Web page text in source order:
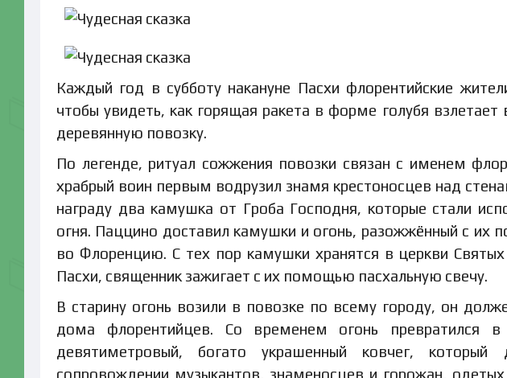
Каждый год в субботу накануне Пасхи флорентийские
чтобы увидеть, как горящая ракета в форме голубя
деревянную повозку.
По легенде, ритуал сожжения повозки связан с именем
храбрый воин первым водрузил знамя крестоносцев над
награду два камушка от Гроба Господня, которые стали
огня. Паццино доставил камушки и огонь, разожжённый с их
во Флоренцию. С тех пор камушки хранятся в церкви
Пасхи, священник зажигает с их помощью пасхальную свечу.
В старину огонь возили в повозке по всему городу, он
дома флорентийцев. Со временем огонь
девятиметровый, богато украшенный ковчег,
сопровождении музыкантов, знаменосцев и горожан,